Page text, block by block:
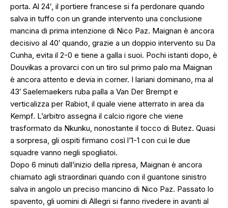
porta. Al 24′, il portiere francese si fa perdonare quando
salva in tuffo con un grande intervento una conclusione
mancina di prima intenzione di Nico Paz. Maignan è ancora
decisivo al 40′ quando, grazie a un doppio intervento su Da
Cunha, evita il 2-0 e tiene a galla i suoi. Pochi istanti dopo, è
Douvikas a provarci con un tiro sul primo palo ma Maignan
è ancora attento e devia in corner. I lariani dominano, ma al
43′ Saelemaekers ruba palla a Van Der Brempt e
verticalizza per Rabiot, il quale viene atterrato in area da
Kempf. L’arbitro assegna il calcio rigore che viene
trasformato da Nkunku, nonostante il tocco di Butez. Quasi
a sorpresa, gli ospiti firmano così l’1-1 con cui le due
squadre vanno negli spogliatoi.
Dopo 6 minuti dall’inizio della ripresa, Maignan è ancora
chiamato agli straordinari quando con il guantone sinistro
salva in angolo un preciso mancino di Nico Paz. Passato lo
spavento, gli uomini di Allegri si fanno rivedere in avanti al